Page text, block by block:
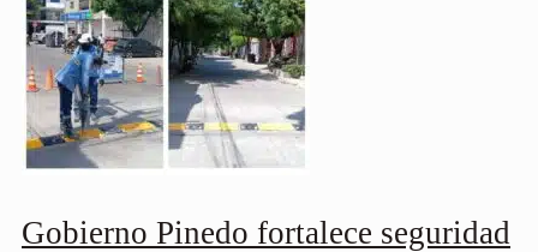
Gobierno Pinedo fortalece seguridad